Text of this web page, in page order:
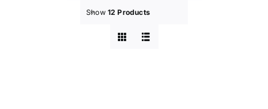
Show 12 Products